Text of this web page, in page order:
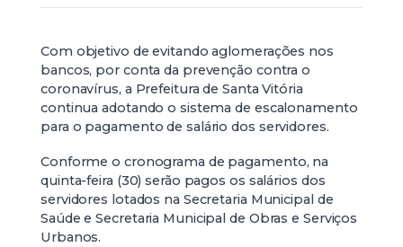
Com objetivo de evitando aglomerações nos
bancos, por conta da prevenção contra o
coronavírus, a Prefeitura de Santa Vitória
continua adotando o sistema de escalonamento
para o pagamento de salário dos servidores.
Conforme o cronograma de pagamento, na
quinta-feira (30) serão pagos os salários dos
servidores lotados na Secretaria Municipal de
Saúde e Secretaria Municipal de Obras e Serviços
Urbanos.